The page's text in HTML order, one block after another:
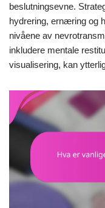
beslutningsevne.
hydrering, ernæring og
nivåene av
inkludere mentale
visualisering, kan